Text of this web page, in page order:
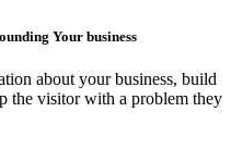
Your business
about your business, build
the visitor with a problem they